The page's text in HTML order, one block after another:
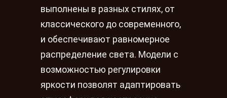
выполнены в разных стилях, от
классического до современного,
и обеспечивают равномерное
распределение света. Модели с
возможностью регулировки
яркости позволят адаптировать